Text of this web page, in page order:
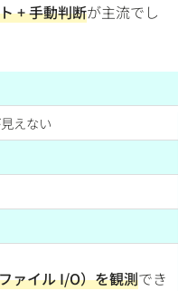
+ 手動判断が主流でし
えない
ァイル I/O）を観測でき